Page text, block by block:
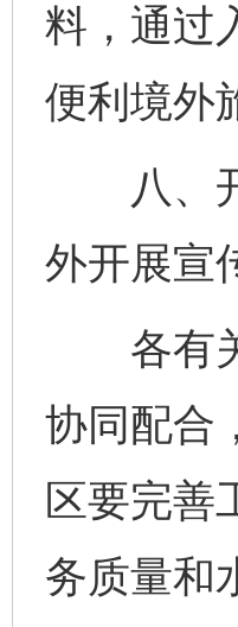
料，通过
便利境外
八、开
外开展宣
各有关
协同配合
区要完善
务质量和
完善运行机制助力
法徽映军营 权